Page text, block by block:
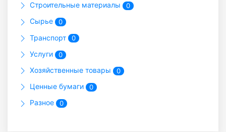
Строительные материалы 0
Сырье 0
Транспорт 0
Услуги 0
Хозяйственные товары 0
Ценные бумаги 0
Разное 0